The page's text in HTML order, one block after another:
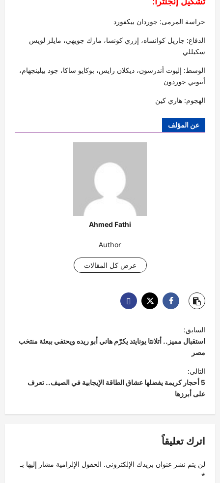
حراسة المرمى: جوردان بيكفورد
الدفاع: جاريل كوانساه، إزري كونسا، مارك جويهي، مايلز لويس
سكيللي
الوسط: إليوت أندرسون، ديكلان رايس، بوكايو ساكا، جود بيلينجهام،
أنتوني جوردون
الهجوم: هاري كين
عن المؤلف
Ahmed Fathi
Author
عرض كل المقالات
ص
فّ
ح
ا
ل
م
ا
ل
ا
السابق:
استقبال مميز.. أتلانتا يونايتد يكرّم هاني أبو ريده ويحتفي ببعثة منتخب
مصر
التالي:
5 أحجار كريمة يفضلها عشاق الطاقة الإيجابية في الصيف.. تعرف
على أبرزها
اترك تعليقاً
لن يتم نشر عنوان بريدك الإلكتروني. الحقول الإلزامية مشار إليها بـ
*